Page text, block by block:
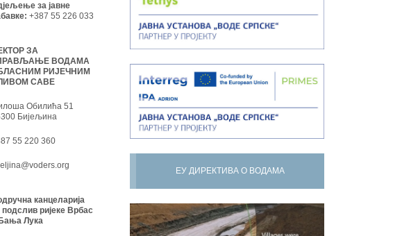
ЕУ ДИРЕКТИВА О ВОДАМА
за јавне
+387 55 226 033
ЗА
ВОДАМА
РИЈЕЧНИМ
САВЕ
Обилића 51
Бијељина
55 220 360
канцеларија
подслив ријеке Врбас
Лука